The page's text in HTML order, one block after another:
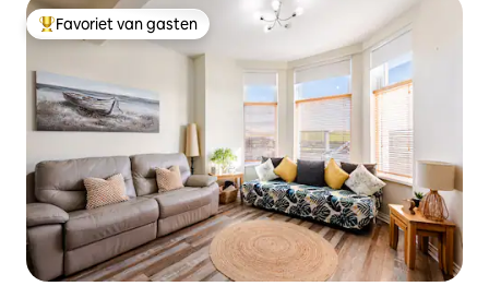
Topfavoriet van gasten
Favoriet van gasten